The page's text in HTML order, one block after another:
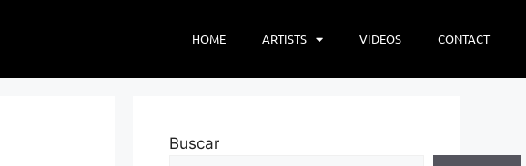
HOME ARTISTS VIDEOS CONTACT
Buscar